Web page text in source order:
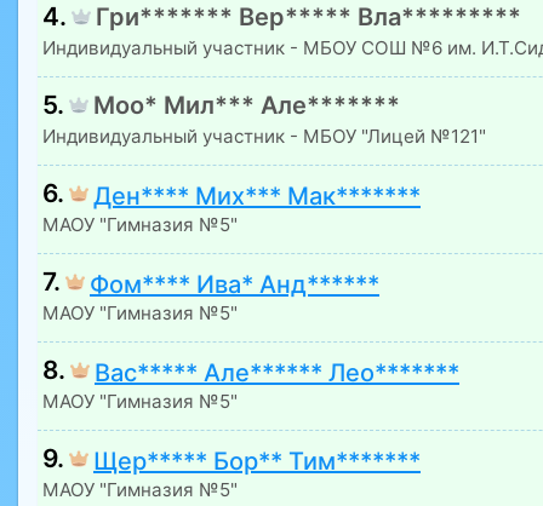
4. Гри******* Вер***** Вла*********
Индивидуальный участник - МБОУ СОШ №6 им.
5. Моо* Мил*** Але*******
Индивидуальный участник - МБОУ "Лицей №121"
6. Ден**** Мих*** Мак*******
МАОУ "Гимназия №5"
7. Фом**** Ива* Анд******
МАОУ "Гимназия №5"
8. Вас***** Але****** Лео*******
МАОУ "Гимназия №5"
9. Щер***** Бор** Тим*******
МАОУ "Гимназия №5"